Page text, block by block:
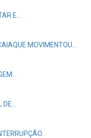
E…
MOVIMENTOU…